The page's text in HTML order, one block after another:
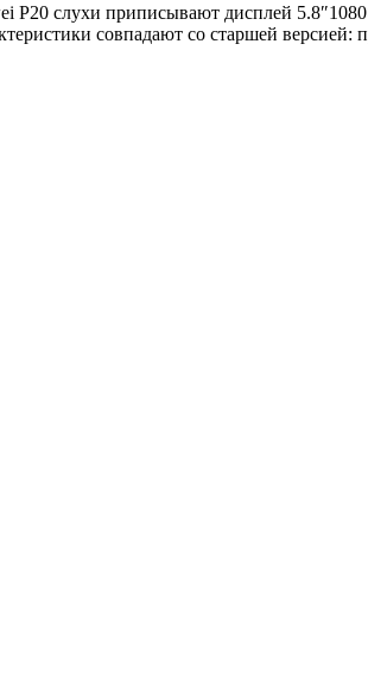
P20 слухи приписывают дисплей
совпадают со старшей